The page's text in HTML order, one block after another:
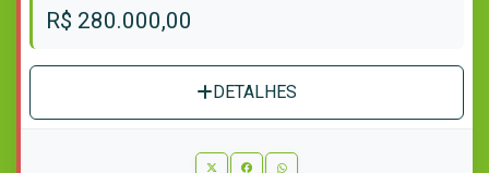
R$ 280.000,00
DETALHES